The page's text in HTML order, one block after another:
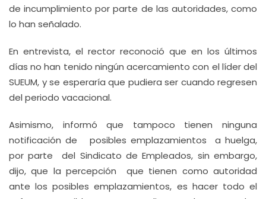
de incumplimiento por parte de las autoridades, como
lo han señalado.
En entrevista, el rector reconoció que en los últimos
días no han tenido ningún acercamiento con el líder del
SUEUM, y se esperaría que pudiera ser cuando regresen
del periodo vacacional.
Asimismo, informó que tampoco tienen ninguna
notificación de posibles emplazamientos a huelga,
por parte del Sindicato de Empleados, sin embargo,
dijo, que la percepción que tienen como autoridad
ante los posibles emplazamientos, es hacer todo el